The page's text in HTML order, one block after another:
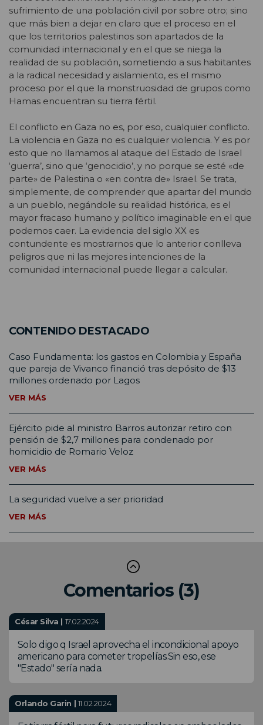
sufrimiento de una población civil por sobre otro; sino
que más bien a dejar en claro que el proceso en el
que los territorios palestinos son apartados de la
comunidad internacional y en el que se niega la
realidad de su población, sometiendo a sus habitantes
a la radical necesidad y aislamiento, es el mismo
proceso por el que la monstruosidad de grupos como
Hamas encuentran su tierra fértil.
El conflicto en Gaza no es, por eso, cualquier conflicto.
La violencia en Gaza no es cualquier violencia. Y es por
esto que no llamamos al ataque del Estado de Israel
‘guerra’, sino que ‘genocidio’, y no porque se esté «de
parte» de Palestina o «en contra de» Israel. Se trata,
simplemente, de comprender que apartar del mundo
a un pueblo, negándole su realidad histórica, es el
mayor fracaso humano y político imaginable en el que
podemos caer. La evidencia del siglo XX es
contundente es mostrarnos que lo anterior conlleva
peligros que ni las mejores intenciones de la
comunidad internacional puede llegar a calcular.
CONTENIDO DESTACADO
Caso Fundamenta: los gastos en Colombia y España
que pareja de Vivanco financió tras depósito de $13
millones ordenado por Lagos
VER MÁS
Ejército pide al ministro Barros autorizar retiro con
pensión de $2,7 millones para condenado por
homicidio de Romario Veloz
VER MÁS
La seguridad vuelve a ser prioridad
VER MÁS
Comentarios (3)
César Silva | 17.02.2024
Solo digo q Israel aprovecha el incondicional apoyo
americano para cometer tropelías.Sin eso, ese
"Estado" sería nada.
Orlando Garin | 11.02.2024